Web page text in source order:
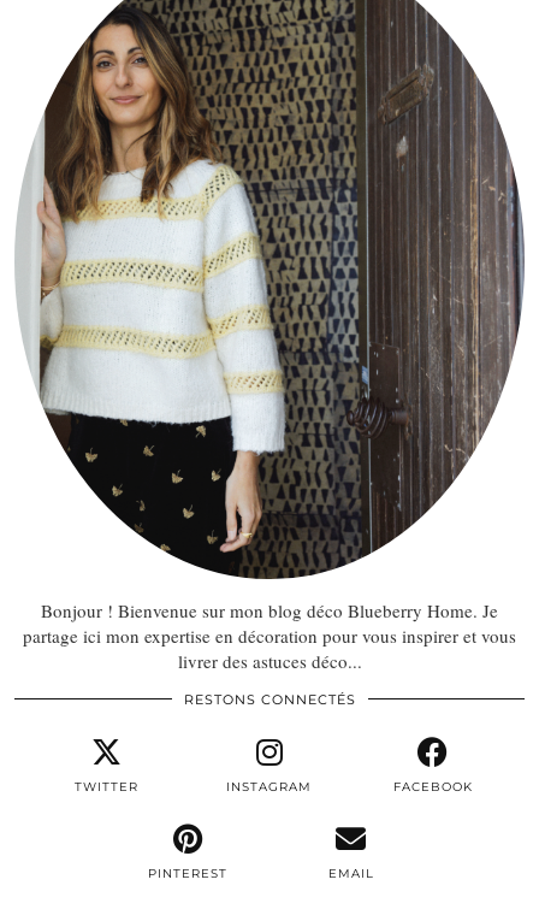
Bonjour ! Bienvenue sur mon blog déco Blueberry Home. Je
partage ici mon expertise en décoration pour vous inspirer et vous
livrer des astuces déco...
RESTONS CONNECTÉS
TWITTER INSTAGRAM FACEBOOK
PINTEREST EMAIL